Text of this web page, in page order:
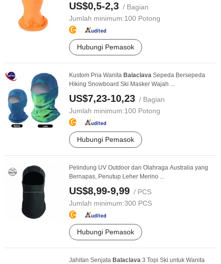
US$0,5-2,3 / Bagian
Jumlah minimum:100 Potong
Hubungi Pemasok
Kustom Pria Wanita Balaclava Sepeda Bersepeda
Hiking Snowboard Ski Masker Wajah ...
US$7,23-10,23 / Bagian
Jumlah minimum:100 Potong
Hubungi Pemasok
Pelindung UV Outdoor dan Olahraga Australia yang
Bernapas, Penutup Leher Merino ...
US$8,99-9,99 / PCS
Jumlah minimum:300 PCS
Hubungi Pemasok
Jahitan Senjata Balaclava 3 Topi Ski untuk Wanita